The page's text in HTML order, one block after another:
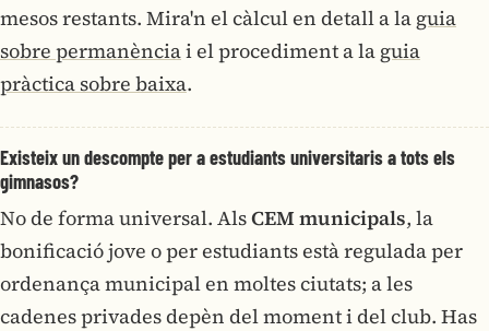
mesos restants. Mira'n el càlcul en detall a la guia
sobre permanènciai el procediment a la guia
pràctica sobre baixa.
Existeix un descompte per a estudiants universitaris a tots els
gimnasos?
No de forma universal. AlsCEM municipals, la
bonificació jove o per estudiants està regulada per
ordenança municipal en moltes ciutats; a les
cadenes privades depèn del moment i del club. Has